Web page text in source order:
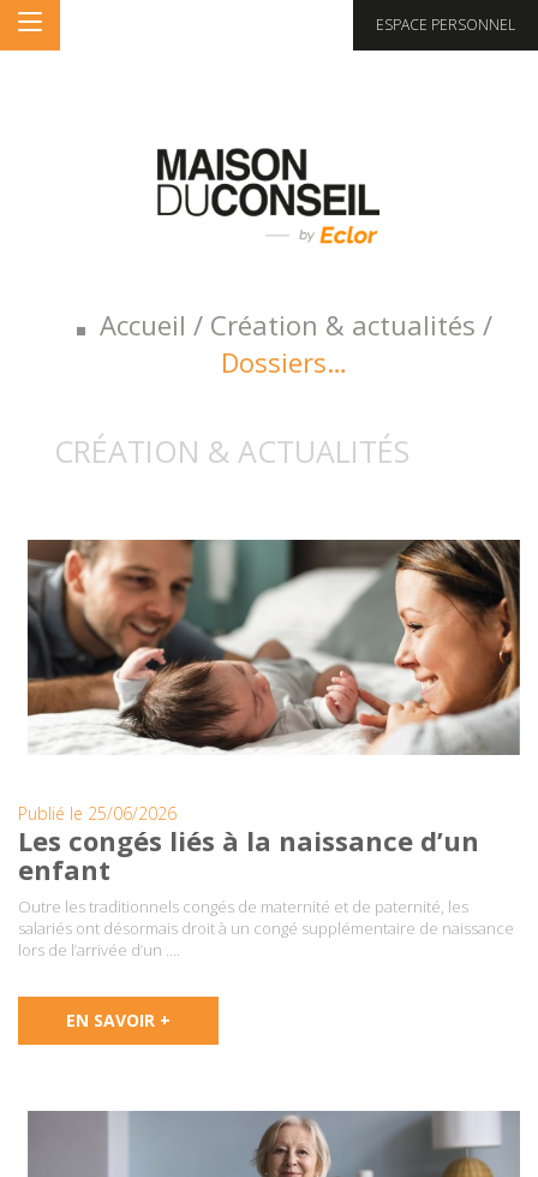
Accueil / Création & actualités /
Dossiers…
CRÉATION & ACTUALITÉS
Publié le 25/06/2026
Les congés liés à la naissance d’un
enfant
Outre les traditionnels congés de maternité et de paternité, les
salariés ont désormais droit à un congé supplémentaire de naissance
lors de l’arrivée d’un ….
EN SAVOIR +
ESPACE PERSONNEL